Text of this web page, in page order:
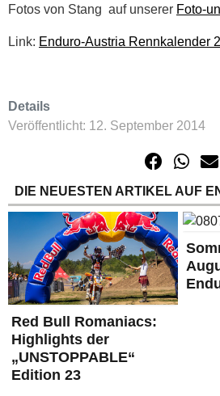
Fotos von Stang auf unserer Foto-
Link: Enduro-Austria Rennkalender
Details
Veröffentlicht: 12. September 2014
DIE NEUESTEN ARTIKEL AUF
Red Bull Romaniacs:
Highlights der
„UNSTOPPABLE“
Edition 23